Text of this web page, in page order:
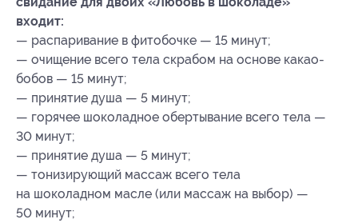
входит:
— распаривание в фитобочке — 15 минут;
— очищение всего тела скрабом на основе какао-
бобов — 15 минут;
— принятие душа — 5 минут;
— горячее шоколадное обертывание всего тела —
30 минут;
— принятие душа — 5 минут;
— тонизирующий массаж всего тела
на шоколадном масле (или массаж на выбор) —
50 минут;